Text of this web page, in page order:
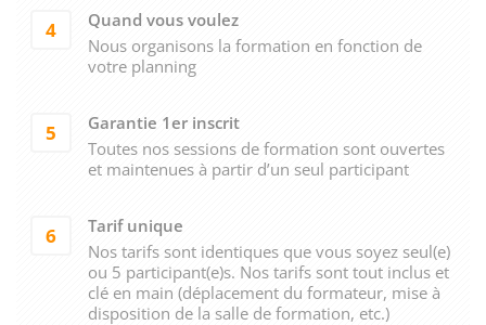
4
Quand vous voulez
Nous organisons la formation en fonction de
votre planning
5
Garantie 1er inscrit
Toutes nos sessions de formation sont ouvertes
et maintenues à partir d’un seul participant
6
Tarif unique
Nos tarifs sont identiques que vous soyez seul(e)
ou 5 participant(e)s. Nos tarifs sont tout inclus et
clé en main (déplacement du formateur, mise à
disposition de la salle de formation, etc.)